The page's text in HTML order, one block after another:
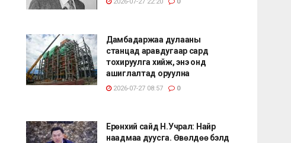
Дамбадаржаа дулааны
станцад аравдугаар сард
тохируулга хийж, энэ онд
ашиглалтад оруулна
2026-07-27 08:57 0
Ерөнхий сайд Н.Учрал: Найр
наадмаа дуусга. Өвөлдөө бэлд